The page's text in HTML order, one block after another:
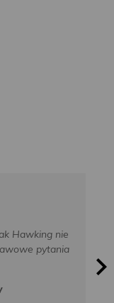
Hawking nie
pytania